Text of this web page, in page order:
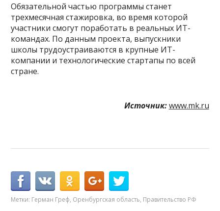
Обязательной частью программы станет
трехмесячная стажировка, во время которой
участники смогут поработать в реальных ИТ-
командах. По данным проекта, выпускники
школы трудоустраиваются в крупные ИТ-
компании и технологические стартапы по всей
стране.
Источник: www.mk.ru
Метки: Герман Греф, Оренбургская область, Правительство РФ